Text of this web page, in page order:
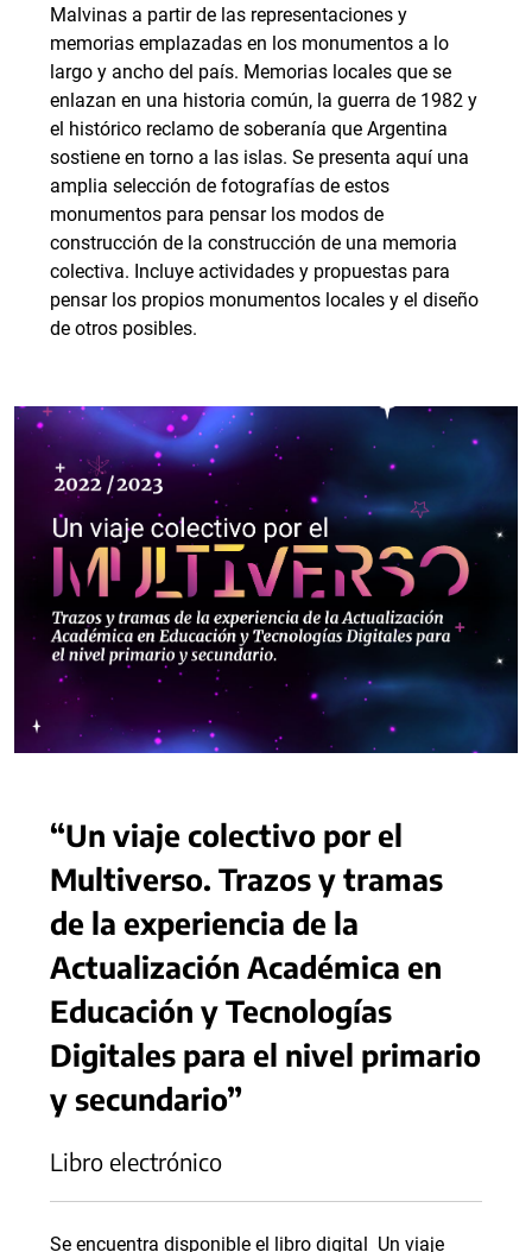
Malvinas a partir de las representaciones y
memorias emplazadas en los monumentos a lo
largo y ancho del país. Memorias locales que se
enlazan en una historia común, la guerra de 1982 y
el histórico reclamo de soberanía que Argentina
sostiene en torno a las islas. Se presenta aquí una
amplia selección de fotografías de estos
monumentos para pensar los modos de
construcción de la construcción de una memoria
colectiva. Incluye actividades y propuestas para
pensar los propios monumentos locales y el diseño
de otros posibles.
“Un viaje colectivo por el
Multiverso. Trazos y tramas
de la experiencia de la
Actualización Académica en
Educación y Tecnologías
Digitales para el nivel primario
y secundario”
Libro electrónico
Se encuentra disponible el libro digital Un viaje